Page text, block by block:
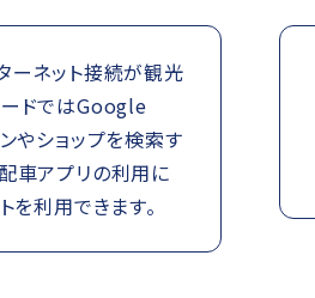
ーネット接続が観光
ードではGoogle
やショップを検索す
車アプリの利用に
利用できます。